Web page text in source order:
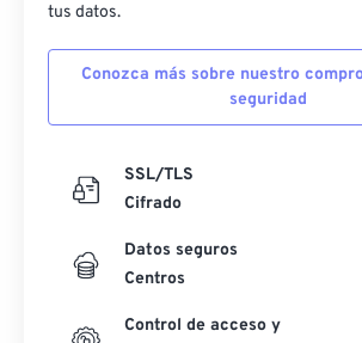
tus datos.
Conozca más sobre nuestro
seguridad
SSL/TLS
Cifrado
Datos seguros
Centros
Control de acceso y